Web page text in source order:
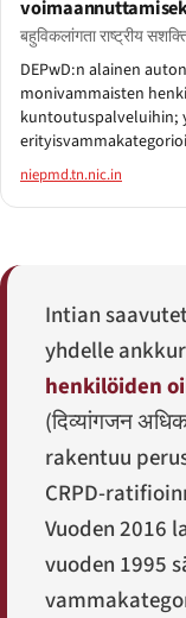
बहुविकलांगता राष्ट्रीय
DEPwD:n alainen
monivammaisten
kuntoutuspalveluihin;
niepmd.tn.nic.in
Intian
yhdelle
henkilöiden
(दिव्यांगजन
rakentuu
CRPD-
Vuoden 2016
vuoden 1995